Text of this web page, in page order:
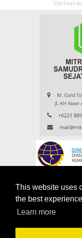
This website uses
the best
Learn more
RSS Feed